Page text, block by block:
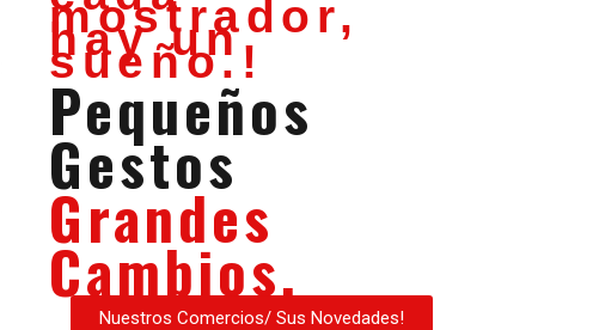
mostrador,
hay un
sueño.!
Pequeños
Gestos
Grandes
Cambios.
Nuestros Comercios/ Sus Novedades!